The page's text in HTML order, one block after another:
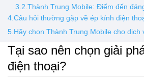
3.2.Thành Trung Mobile: Điểm đến
4.Câu hỏi thường gặp về ép kính điện
5.Hãy chọn Thành Trung Mobile cho
Tại sao nên chọn giải
điện thoại?